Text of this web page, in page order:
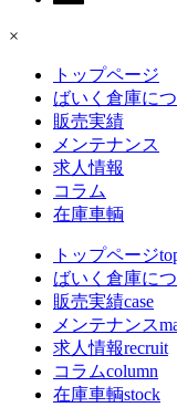
×
トップページ
ばいく倉庫に
販売実績
メンテナンス
求人情報
コラム
在庫車輌
トップページ
ばいく倉庫に
販売実績case
メンテナンス
求人情報recruit
コラムcolumn
在庫車輌stock